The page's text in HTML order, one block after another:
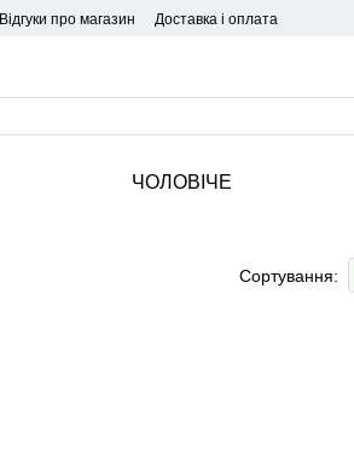
Відгуки про магазин Доставка і оплата
ЧОЛОВІЧЕ
Сортування: